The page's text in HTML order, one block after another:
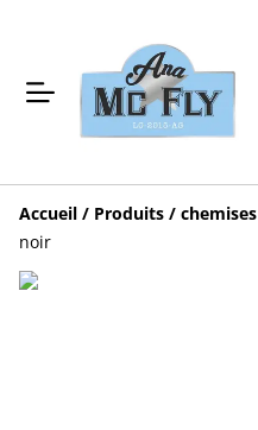
Accueil / Produits / chemises
noir